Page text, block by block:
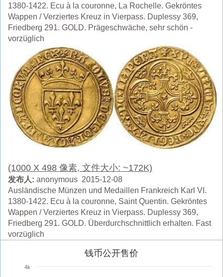
1380-1422. Ecu à la couronne, La Rochelle. Gekröntes
Wappen / Verziertes Kreuz in Vierpass. Duplessy 369,
Friedberg 291. GOLD. Prägeschwäche, sehr schön -
vorzüglich
(1000 X 498 像素, 文件大小: ~172K)
发布人: anonymous 2015-12-08
Ausländische Münzen und Medaillen Frankreich Karl VI.
1380-1422. Ecu à la couronne, Saint Quentin. Gekröntes
Wappen / Verziertes Kreuz in Vierpass. Duplessy 369,
Friedberg 291. GOLD. Überdurchschnittlich erhalten. Fast
vorzüglich